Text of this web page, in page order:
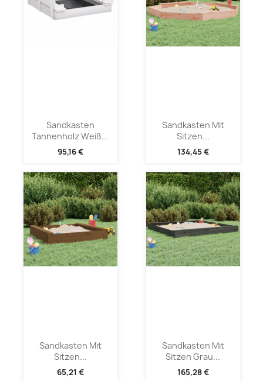
Sandkasten
Tannenholz Weiß...
95,16 €
Sandkasten Mit
Sitzen...
134,45 €
Sandkasten Mit
Sitzen...
65,21 €
Sandkasten Mit
Sitzen Grau...
165,28 €